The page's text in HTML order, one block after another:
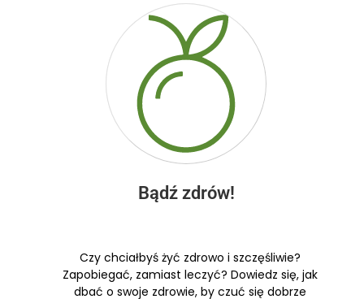
Bądź zdrów!
Czy chciałbyś żyć zdrowo i szczęśliwie?
Zapobiegać, zamiast leczyć? Dowiedz się, jak
dbać o swoje zdrowie, by czuć się dobrze